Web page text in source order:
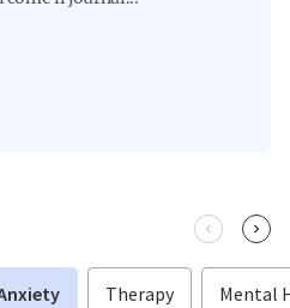
Therapy Mental